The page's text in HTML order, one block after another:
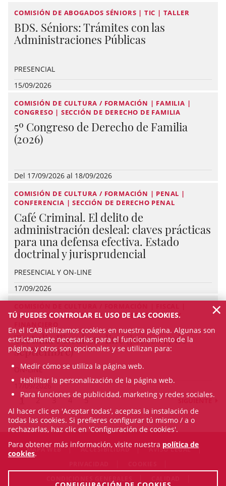
COMISIÓN DE ABOGADOS SÉNIORS | TIC | TALLER
BDS. Séniors: Trámites con las
Administraciones Públicas
PRESENCIAL
15/09/2026
COMISIÓN DE CULTURA / FORMACIÓN | FAMILIA |
CONGRESO | SECCIÓN DE DERECHO DE FAMILIA
5º Congreso de Derecho de Familia
(2026)
Del 17/09/2026 al 18/09/2026
COMISIÓN DE CULTURA / FORMACIÓN | PENAL |
CONFERENCIA | SECCIÓN DE DERECHO PENAL
Café Criminal. El delito de
administración desleal: claves prácticas
para una defensa efectiva. Estado
doctrinal y jurisprudencial
PRESENCIAL Y ON-LINE
17/09/2026
CONFERENCIA | SECCIÓN DE DERECHO FISCAL Y
Tertulia Fiscal on-line (jueves 17 de
septiembre)
ON-LINE
17/09/2026
1 2 3 4 5
MAPA WEB ACCESIBILIDAD
AVISO LEGAL
TÚ PUEDES CONTROLAR EL USO DE LAS COOKIES.
En el ICAB utilizamos cookies en nuestra página. Algunas son
estrictamente necesarias para el funcionamiento de la
página, y otros son opcionales y se utilizan para:
Medir cómo se utiliza la página web.
Habilitar la personalización de la página web.
Para funciones de publicidad, marketing y redes sociales.
Al hacer clic en 'Aceptar todas', aceptas la instalación de
todas las cookies. Si prefieres configurar tú mismo / a o
rechazarlas, haz clic en 'Configuración de cookies'.
Para obtener más información, visite nuestra política de
cookies.
×